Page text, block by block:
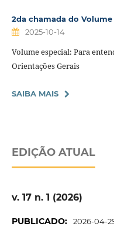
2da chamada do Volume
2025-10-14
Volume especial: Para
Orientações Gerais
SAIBA MAIS
EDIÇÃO ATUAL
v. 17 n. 1 (2026)
PUBLICADO: 2026-04-